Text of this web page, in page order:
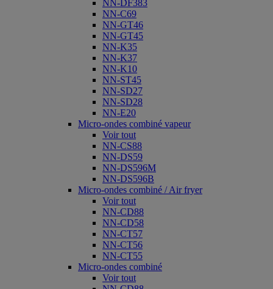
NN-DF383
NN-C69
NN-GT46
NN-GT45
NN-K35
NN-K37
NN-K10
NN-ST45
NN-SD27
NN-SD28
NN-E20
Micro-ondes combiné vapeur
Voir tout
NN-CS88
NN-DS59
NN-DS596M
NN-DS596B
Micro-ondes combiné / Air fryer
Voir tout
NN-CD88
NN-CD58
NN-CT57
NN-CT56
NN-CT55
Micro-ondes combiné
Voir tout